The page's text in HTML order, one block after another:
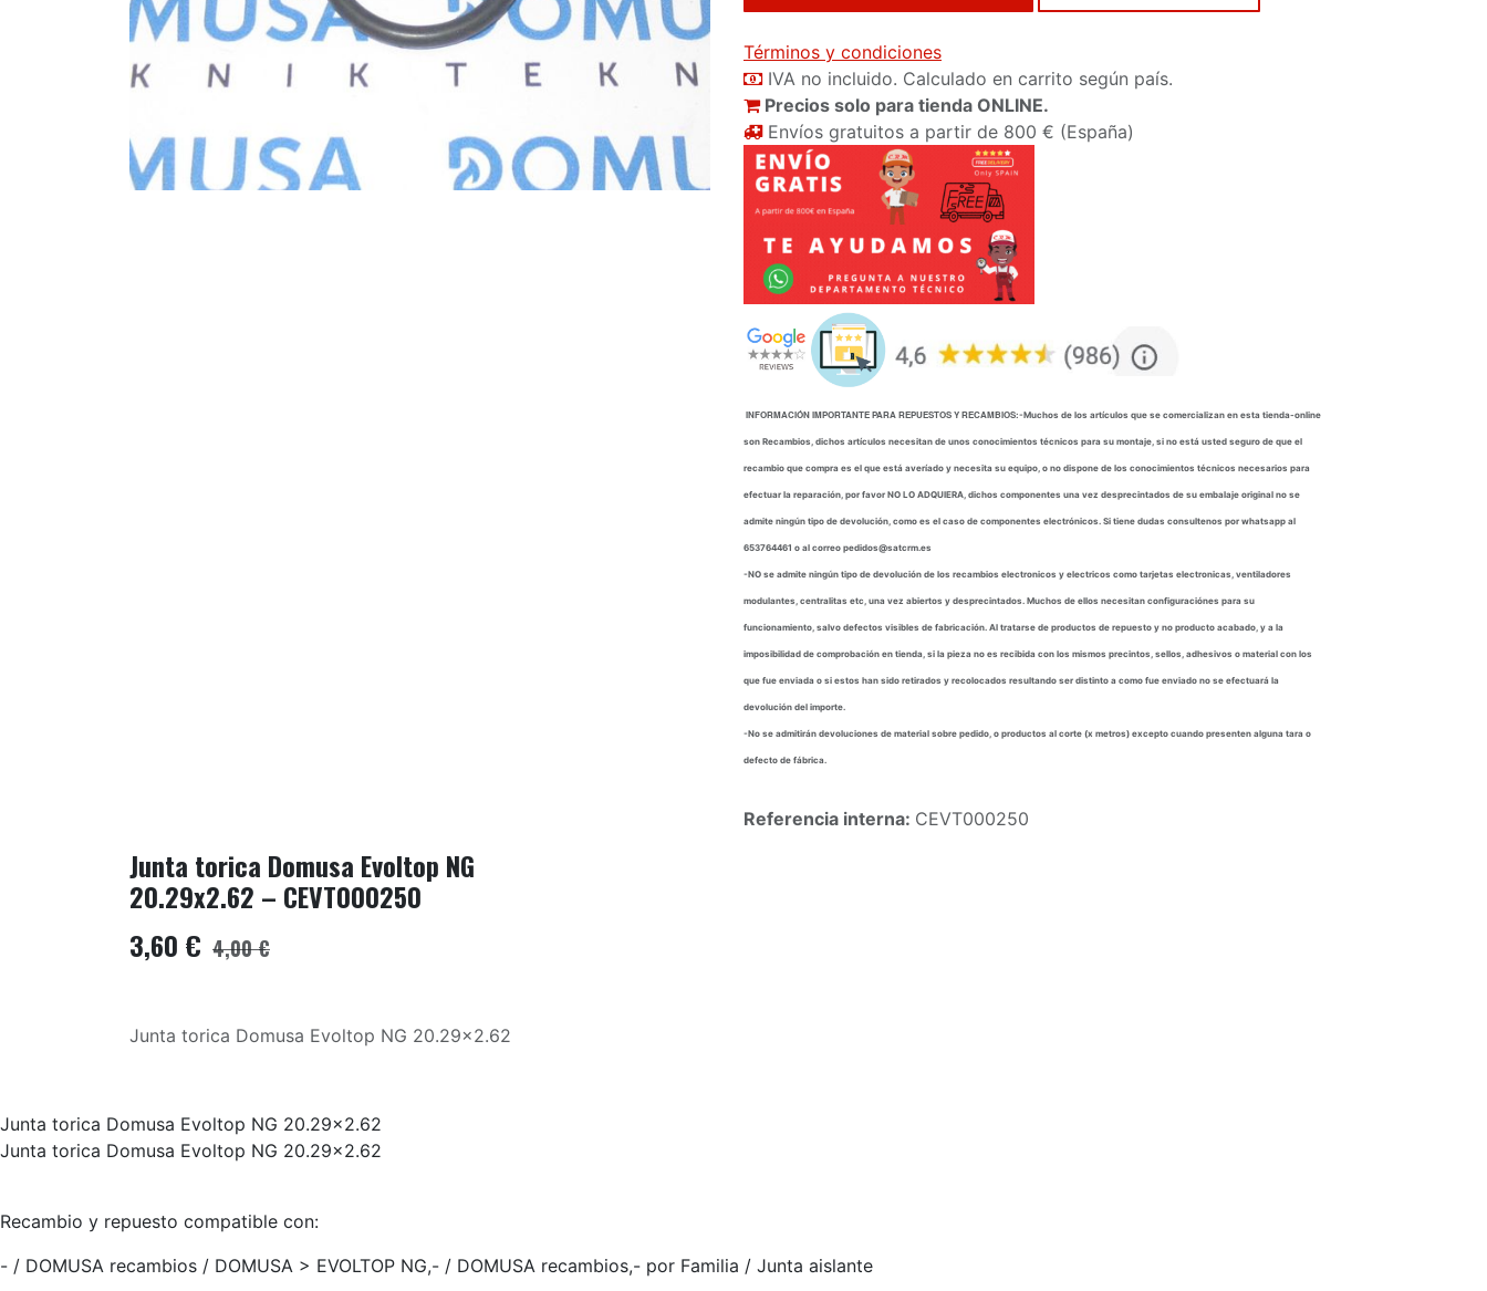
Términos y condiciones
IVA no incluido. Calculado en carrito según país.
Precios solo para tienda ONLINE.
Envíos gratuitos a partir de 800 € (España)
INFORMACIÓN IMPORTANTE PARA REPUESTOS Y RECAMBIOS:-Muchos de los artículos que se comercializan en esta tienda-online
son Recambios, dichos artículos necesitan de unos conocimientos técnicos para su montaje, si no está usted seguro de que el
recambio que compra es el que está averíado y necesita su equipo, o no dispone de los conocimientos técnicos necesarios para
efectuar la reparación, por favor NO LO ADQUIERA, dichos componentes una vez desprecintados de su embalaje original no se
admite ningún tipo de devolución, como es el caso de componentes electrónicos. Si tiene dudas consultenos por whatsapp al
653764461 o al correo pedidos@satcrm.es
-NO se admite ningún tipo de devolución de los recambios electronicos y electricos como tarjetas electronicas, ventiladores
modulantes, centralitas etc, una vez abiertos y desprecintados. Muchos de ellos necesitan configuraciónes para su
funcionamiento, salvo defectos visibles de fabricación. Al tratarse de productos de repuesto y no producto acabado, y a la
imposibilidad de comprobación en tienda, si la pieza no es recibida con los mismos precintos, sellos, adhesivos o material con los
que fue enviada o si estos han sido retirados y recolocados resultando ser distinto a como fue enviado no se efectuará la
devolución del importe.
-No se admitirán devoluciones de material sobre pedido, o productos al corte (x metros) excepto cuando presenten alguna tara o
defecto de fábrica.
Referencia interna: CEVT000250
Junta torica Domusa Evoltop NG
20.29x2.62 – CEVT000250
3,60 € 4,00€
Junta torica Domusa Evoltop NG 20.29x2.62
Junta torica Domusa Evoltop NG 20.29x2.62
Junta torica Domusa Evoltop NG 20.29x2.62
Recambio y repuesto compatible con:
- / DOMUSA recambios / DOMUSA > EVOLTOP NG,- / DOMUSA recambios,- por Familia / Junta aislante